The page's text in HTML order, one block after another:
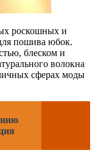
роскошных и
пошива юбок.
блеском и
волокна
сферах моды